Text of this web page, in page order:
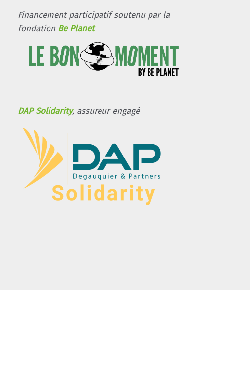
Financement participatif soutenu par la
fondation Be Planet
DAP Solidarity, assureur engagé